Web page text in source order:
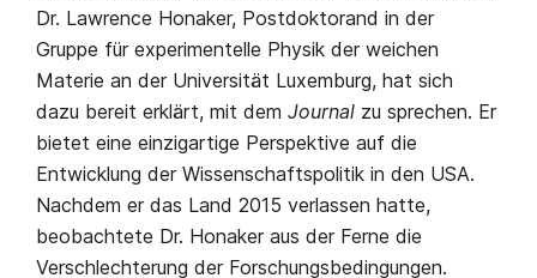
Dr. Lawrence Honaker, Postdoktorand in der
Gruppe für experimentelle Physik der weichen
Materie an der Universität Luxemburg, hat sich
dazu bereit erklärt, mit dem Journal zu sprechen. Er
bietet eine einzigartige Perspektive auf die
Entwicklung der Wissenschaftspolitik in den USA.
Nachdem er das Land 2015 verlassen hatte,
beobachtete Dr. Honaker aus der Ferne die
Verschlechterung der Forschungsbedingungen.